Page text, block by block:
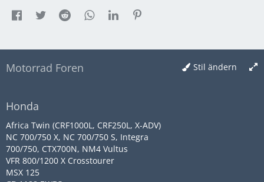
Stil ändern
Motorrad Foren
Honda
Africa Twin (CRF1000L, CRF250L, X-ADV)
NC 700/750 X, NC 700/750 S, Integra
700/750, CTX700N, NM4 Vultus
VFR 800/1200 X Crosstourer
MSX 125